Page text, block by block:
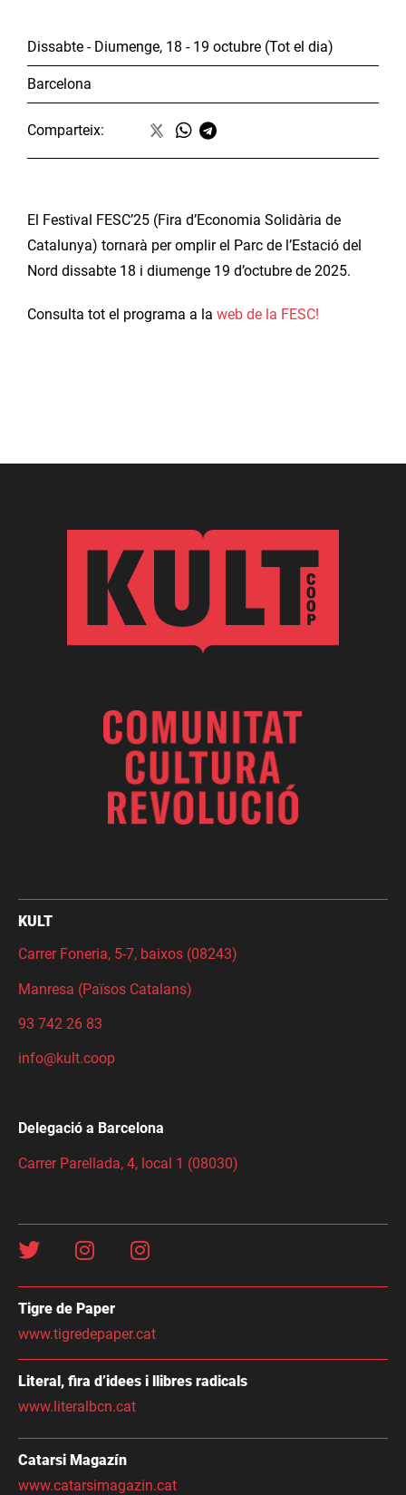
Dissabte - Diumenge, 18 - 19 octubre (Tot el dia)
Barcelona
Comparteix:
El Festival FESC’25 (Fira d’Economia Solidària de
Catalunya) tornarà per omplir el Parc de l’Estació del
Nord dissabte 18 i diumenge 19 d’octubre de 2025.
Consulta tot el programa a la web de la FESC!
KULT
Carrer Foneria, 5-7, baixos (08243)
Manresa (Països Catalans)
93 742 26 83
info@kult.coop
Delegació a Barcelona
Carrer Parellada, 4, local 1 (08030)
Tigre de Paper
www.tigredepaper.cat
Literal, fira d’idees i llibres radicals
www.literalbcn.cat
Catarsi Magazín
www.catarsimagazin.cat